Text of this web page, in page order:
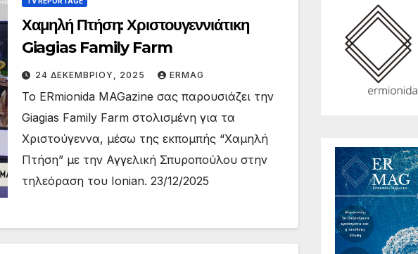
Χαμηλή Πτήση: Χριστουγεννιάτικη
Giagias Family Farm
24 ΔΕΚΕΜΒΡΊΟΥ, 2025 ERMAG
Το ERmionida MAGazine σας παρουσιάζει την
Giagias Family Farm στολισμένη για τα
Χριστούγεννα, μέσω της εκπομπής “Χαμηλή
Πτήση” με την Αγγελική Σπυροπούλου στην
τηλεόραση του Ionian. 23/12/2025